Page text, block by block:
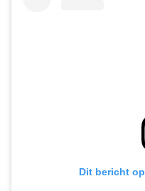
Dit bericht